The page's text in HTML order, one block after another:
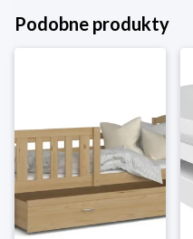
Podobne produkty